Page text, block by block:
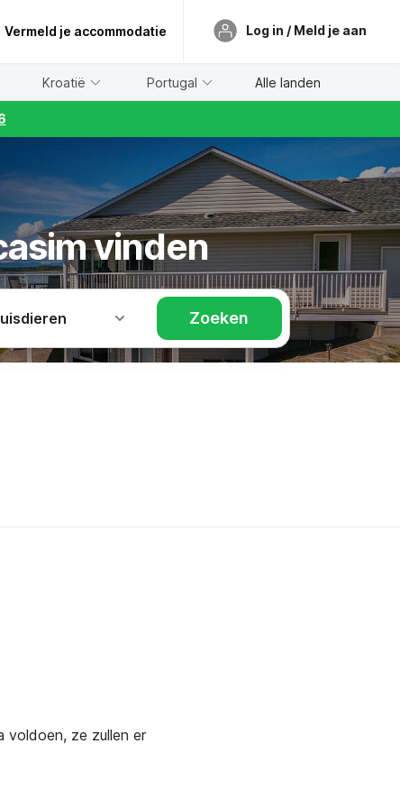
Vermeld je accommodatie Log in / Meld je aan
Kroatië Portugal Alle landen
vinden
Zoeken
voldoen, ze zullen er